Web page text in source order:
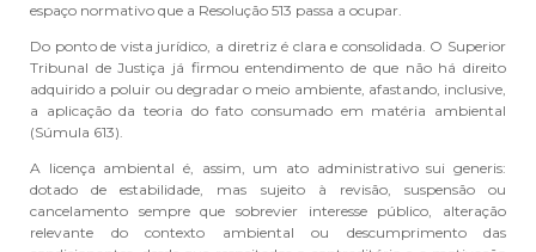
espaço normativo que a Resolução 513 passa a ocupar.
Do ponto de vista jurídico, a diretriz é clara e consolidada. O Superior
Tribunal de Justiça já firmou entendimento de que não há direito
adquirido a poluir ou degradar o meio ambiente, afastando, inclusive,
a aplicação da teoria do fato consumado em matéria ambiental
(Súmula 613).
A licença ambiental é, assim, um ato administrativo sui generis:
dotado de estabilidade, mas sujeito à revisão, suspensão ou
cancelamento sempre que sobrevier interesse público, alteração
relevante do contexto ambiental ou descumprimento das